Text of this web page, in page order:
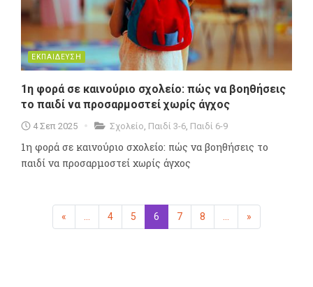
ΕΚΠΑΙΔΕΥΣΗ
1η φορά σε καινούριο σχολείο: πώς να βοηθήσεις
το παιδί να προσαρμοστεί χωρίς άγχος
4 Σεπ 2025 Σχολείο Παιδί 3-6 Παιδί 6-9
1η φορά σε καινούριο σχολείο: πώς να βοηθήσεις το
παιδί να προσαρμοστεί χωρίς άγχος
« Προηγούμενη
4 5 6 (επιλεγμένη)
7 8 »